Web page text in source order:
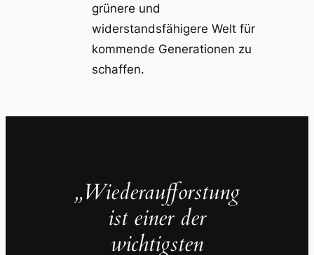
grünere und
widerstandsfähigere Welt für
kommende Generationen zu
schaffen.
„Wiederaufforstung
ist einer der
wichtigsten